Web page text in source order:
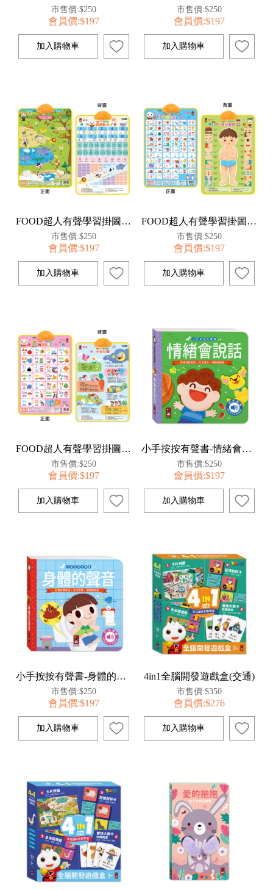
市售價:$250
會員價:$197
市售價:$250
會員價:$197
FOOD超人有聲學習掛圖-可愛動物&認識數字
市售價:$250
會員價:$197
FOOD超人有聲學習掛圖-ㄅㄆㄇ&我的身體
市售價:$250
會員價:$197
FOOD超人有聲學習掛圖-ABC&中文兒歌
市售價:$250
會員價:$197
小手按按有聲書-情緒會說話
市售價:$250
會員價:$197
小手按按有聲書-身體的聲音
市售價:$250
會員價:$197
4in1全腦開發遊戲盒(交通)
市售價:$350
會員價:$276